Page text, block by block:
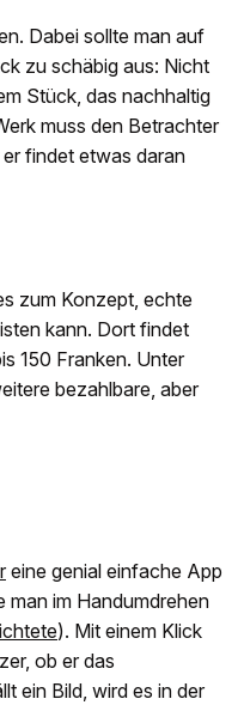
Dabei sollte man auf
zu schäbig aus: Nicht
Stück, das nachhaltig
muss den Betrachter
findet etwas daran
zum Konzept, echte
kann. Dort findet
150 Franken. Unter
bezahlbare, aber
eine genial einfache App
man im Handumdrehen
). Mit einem Klick
ob er das
ein Bild, wird es in der